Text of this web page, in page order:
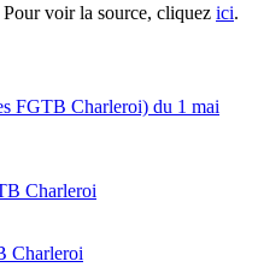
voir la source, cliquez ici.